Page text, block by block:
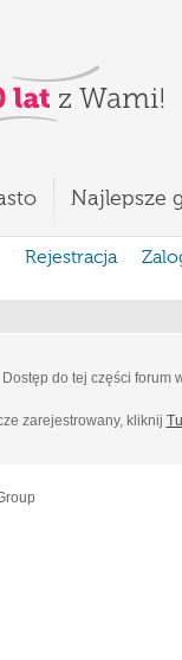
Najlepsze
Rejestracja
Dostęp do tej części forum
zarejestrowany, kliknij